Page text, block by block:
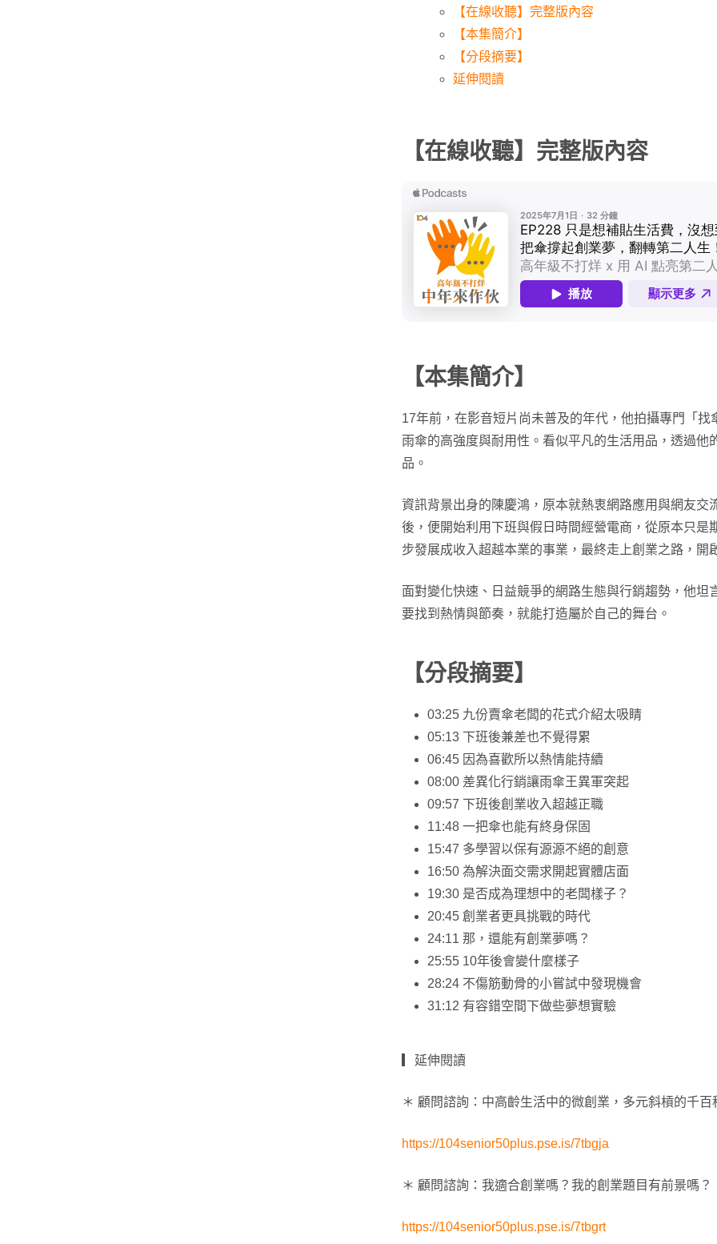
【在線收聽】完整版內容
【本集簡介】
【分段摘要】
延伸閱讀
【在線收聽】完整版內容
【本集簡介】
17年前，在影音短片尚未普及的年代，他拍攝專門「找
雨傘的高強度與耐用性。看似平凡的生活用品，透過他
品。
資訊背景出身的陳慶鴻，原本就熱衷網路應用與網友交
後，便開始利用下班與假日時間經營電商，從原本只是
步發展成收入超越本業的事業，最終走上創業之路，開
面對變化快速、日益競爭的網路生態與行銷趨勢，他坦
要找到熱情與節奏，就能打造屬於自己的舞台。
【分段摘要】
03:25 九份賣傘老闆的花式介紹太吸睛
05:13 下班後兼差也不覺得累
06:45 因為喜歡所以熱情能持續
08:00 差異化行銷讓雨傘王異軍突起
09:57 下班後創業收入超越正職
11:48 一把傘也能有終身保固
15:47 多學習以保有源源不絕的創意
16:50 為解決面交需求開起實體店面
19:30 是否成為理想中的老闆樣子？
20:45 創業者更具挑戰的時代
24:11 那，還能有創業夢嗎？
25:55 10年後會變什麼樣子
28:24 不傷筋動骨的小嘗試中發現機會
31:12 有容錯空間下做些夢想實驗
▎延伸閱讀
＊ 顧問諮詢：中高齡生活中的微創業，多元斜槓的千百
https://104senior50plus.pse.is/7tbgja
＊ 顧問諮詢：我適合創業嗎？我的創業題目有前景嗎？
https://104senior50plus.pse.is/7tbgrt